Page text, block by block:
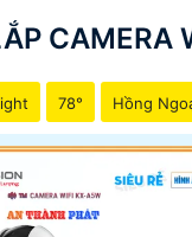
CAMERA
78° Hồng